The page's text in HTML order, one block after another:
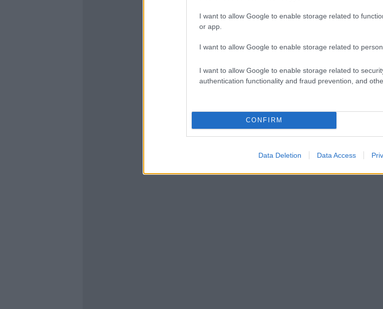
I want to allow Google to enable storage related to
or app.
I want to allow Google to enable storage related to
I want to allow Google to enable storage related to
authentication functionality and fraud prevention, and
CONFIRM
Data Deletion Data Access